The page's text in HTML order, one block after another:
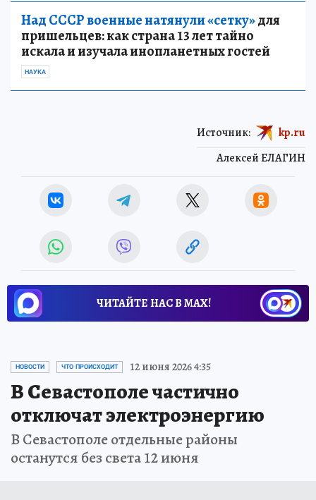
Над СССР военные натянули «сетку»для
пришельцев: как страна 13 лет тайно
искала и изучала инопланетных гостей
НАУКА
Алексей ЕЛАГИН
Источник: kp.ru
ЧИТАЙТЕ НАС В МАХ!
НОВОСТИ ЧТО ПРОИСХОДИТ 12 июня 2026 4:35
В Севастополе частично
отключат электроэнергию
В Севастополе отдельные районы
останутся без света 12 июня